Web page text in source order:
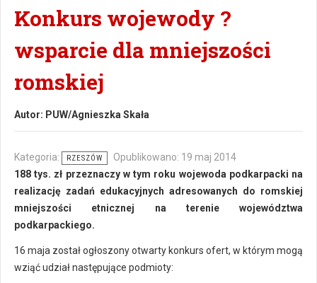
Konkurs wojewody ?
wsparcie dla mniejszości
romskiej
Autor: PUW/Agnieszka Skała
Kategoria: RZESZÓW
Opublikowano: 19 maj 2014
188 tys. zł przeznaczy w tym roku wojewoda podkarpacki na
realizację zadań edukacyjnych adresowanych do romskiej
mniejszości etnicznej na terenie województwa
podkarpackiego.
16 maja został ogłoszony otwarty konkurs ofert, w którym mogą
wziąć udział następujące podmioty: